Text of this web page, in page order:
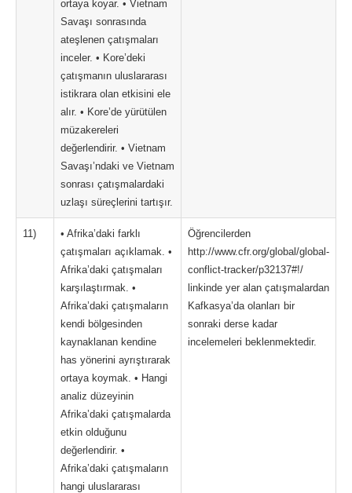
ortaya koyar. • Vietnam
Savaşı sonrasında
ateşlenen çatışmaları
inceler. • Kore’deki
çatışmanın uluslararası
istikrara olan etkisini ele
alır. • Kore’de yürütülen
müzakereleri
değerlendirir. • Vietnam
Savaşı’ndaki ve Vietnam
sonrası çatışmalardaki
uzlaşı süreçlerini tartışır.
11)
• Afrika’daki farklı
çatışmaları açıklamak. •
Afrika’daki çatışmaları
karşılaştırmak. •
Afrika’daki çatışmaların
kendi bölgesinden
kaynaklanan kendine
has yönerini ayrıştırarak
ortaya koymak. • Hangi
analiz düzeyinin
Afrika’daki çatışmalarda
etkin olduğunu
değerlendirir. •
Afrika’daki çatışmaların
hangi uluslararası
Öğrencilerden
http://www.cfr.org/global/global-
conflict-tracker/p32137#!/
linkinde yer alan çatışmalardan
Kafkasya’da olanları bir
sonraki derse kadar
incelemeleri beklenmektedir.